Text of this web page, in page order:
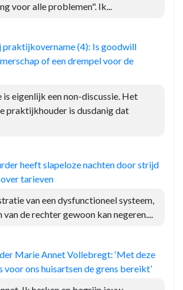
voor alle problemen". Ik...
(4): Is goodwill
of een drempel voor de
is eigenlijk een non-discussie. Het
praktijkhouder is dusdanig dat
heeft slapeloze nachten door strijd
tarieven
van een dysfunctioneel systeem,
de rechter gewoon kan negeren....
Marie Annet Vollebregt: ‘Met deze
voor ons huisartsen de grens bereikt’